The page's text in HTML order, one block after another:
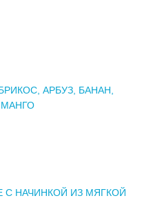
АРБУЗ, БАНАН,
С НАЧИНКОЙ ИЗ МЯГКОЙ